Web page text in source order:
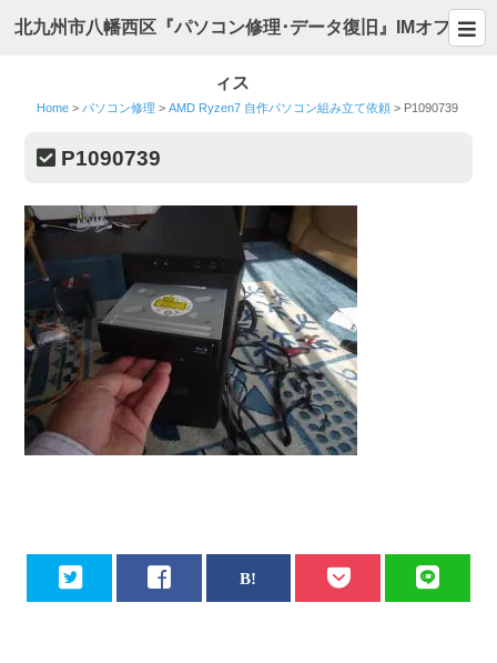
北九州市八幡西区『パソコン修理･データ復旧』IMオフ
ィス
Home > パソコン修理 >AMD Ryzen7 自作パソコン組み立て依頼 > P1090739
P1090739